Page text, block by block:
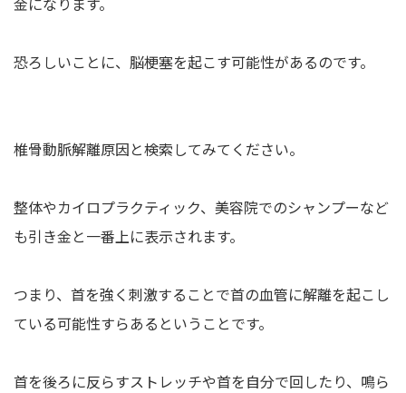
恐ろしいことに、脳梗塞を起こす可能性があるのです。
椎骨動脈解離原因と検索してみてください。
整体やカイロプラクティック、美容院でのシャンプーなど
も引き金と一番上に表示されます。
つまり、首を強く刺激することで首の血管に解離を起こし
ている可能性すらあるということです。
首を後ろに反らすストレッチや首を自分で回したり、鳴ら